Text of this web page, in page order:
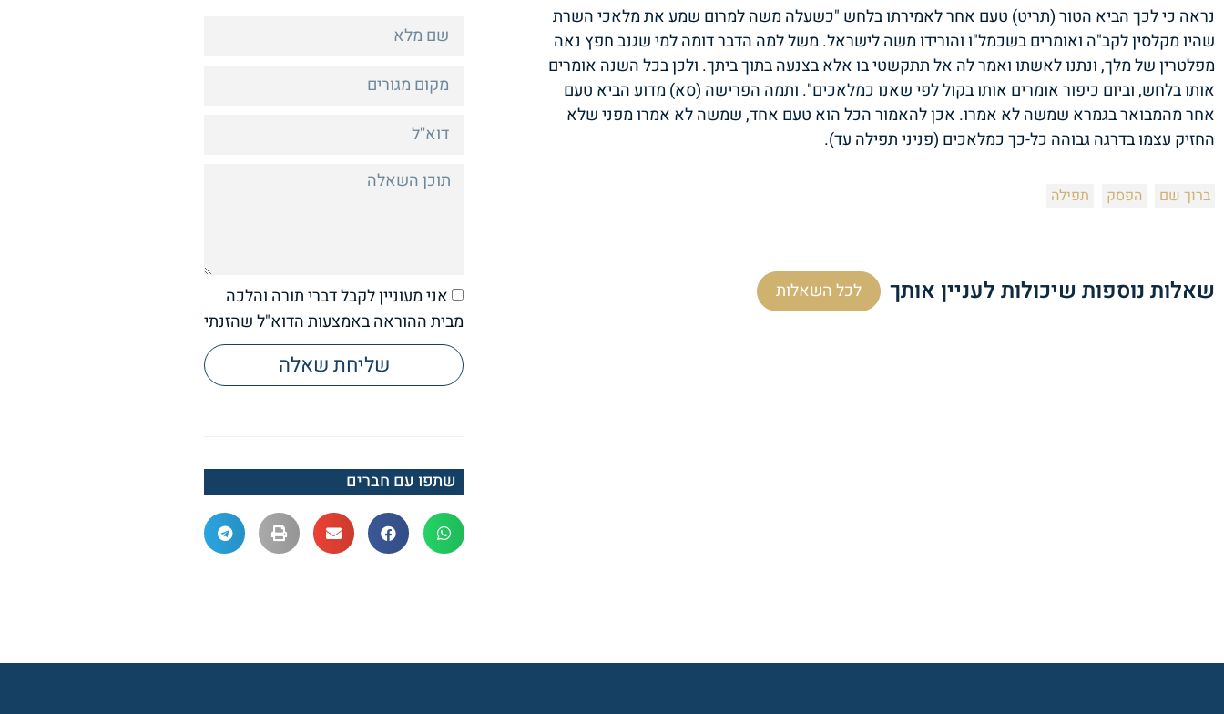
נראה כי לכך הביא הטור (תריט) טעם אחר לאמירתו בלחש "כשעלה משה למרום שמע את מלאכי השרת
שהיו מקלסין לקב"ה ואומרים בשכמל"ו והורידו משה לישראל. משל למה הדבר דומה למי שגנב חפץ נאה
מפלטרין של מלך, ונתנו לאשתו ואמר לה אל תתקשטי בו אלא בצנעה בתוך ביתך. ולכן בכל השנה אומרים
אותו בלחש, וביום כיפור אומרים אותו בקול לפי שאנו כמלאכים". ותמה הפרישה (סא) מדוע הביא טעם
אחר מהמבואר בגמרא שמשה לא אמרו. אכן להאמור הכל הוא טעם אחד, שמשה לא אמרו מפני שלא
החזיק עצמו בדרגה גבוהה כל-כך כמלאכים (פניני תפילה עד).
ברוך שם הפסק תפילה
שאלות נוספות שיכולות לעניין אותך לכל השאלות
אני מעוניין לקבל דברי תורה והלכה
מבית ההוראה באמצעות הדוא"ל שהזנתי
שליחת שאלה
שתפו עם חברים